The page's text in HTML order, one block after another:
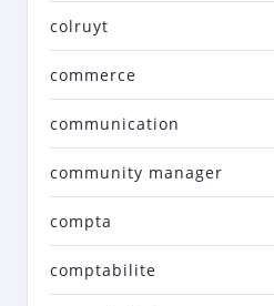
colruyt
commerce
communication
community manager
compta
comptabilite